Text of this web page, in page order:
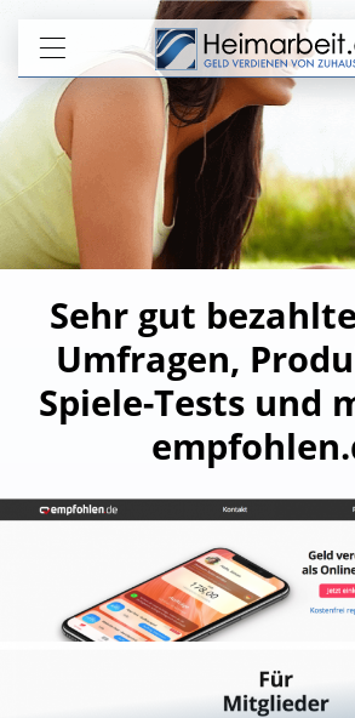
Sehr gut
Umfragen,
Spiele-Tests und